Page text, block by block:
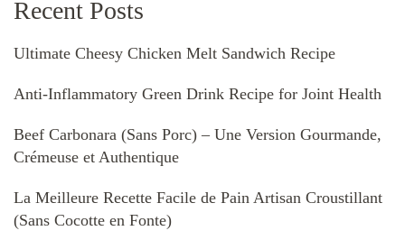
Recent Posts
Ultimate Cheesy Chicken Melt Sandwich Recipe
Anti-Inflammatory Green Drink Recipe for Joint Health
Beef Carbonara (Sans Porc) – Une Version Gourmande,
Crémeuse et Authentique
La Meilleure Recette Facile de Pain Artisan Croustillant
(Sans Cocotte en Fonte)